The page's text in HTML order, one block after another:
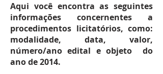
Aqui você encontra as seguintes
informações concernentes a
procedimentos licitatórios, como:
modalidade, data, valor,
número/ano edital e objeto do
ano de 2014.